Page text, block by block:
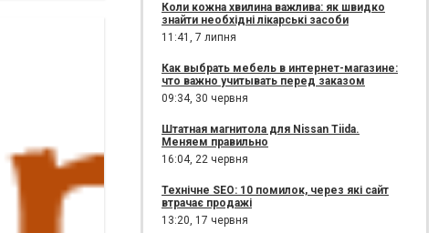
Коли кожна хвилина важлива: як швидко
знайти необхідні лікарські засоби
11:41, 7 липня
Как выбрать мебель в интернет-магазине:
что важно учитывать перед заказом
09:34, 30 червня
Штатная магнитола для Nissan Tiida.
Меняем правильно
16:04, 22 червня
Технічне SEO: 10 помилок, через які сайт
втрачає продажі
13:20, 17 червня